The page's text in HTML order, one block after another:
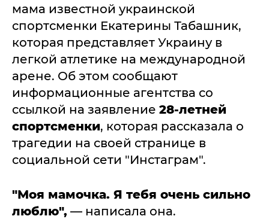
мама известной украинской
спортсменки Екатерины Табашник,
которая представляет Украину в
легкой атлетике на международной
арене. Об этом сообщают
информационные агентства со
ссылкой на заявление 28-летней
спортсменки, которая рассказала о
трагедии на своей странице в
социальной сети "Инстаграм".
"Моя мамочка. Я тебя очень сильно
люблю", — написала она.